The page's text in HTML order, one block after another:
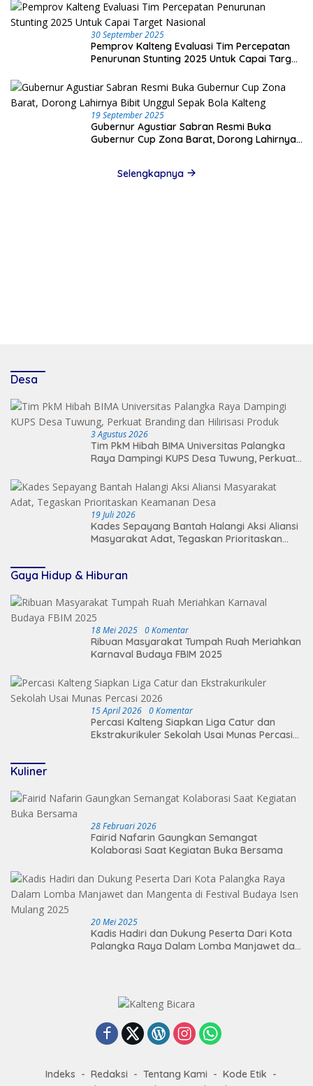
30 September 2025
Pemprov Kalteng Evaluasi Tim Percepatan
Penurunan Stunting 2025 Untuk Capai Target
19 September 2025
Gubernur Agustiar Sabran Resmi Buka
Gubernur Cup Zona Barat, Dorong Lahirnya
Selengkapnya
Desa
3 Agustus 2026
Tim PkM Hibah BIMA Universitas Palangka
Raya Dampingi KUPS Desa Tuwung, Perkuat
19 Juli 2026
Kades Sepayang Bantah Halangi Aksi Aliansi
Masyarakat Adat, Tegaskan Prioritaskan
Gaya Hidup & Hiburan
18 Mei 2025 0 Komentar
Ribuan Masyarakat Tumpah Ruah Meriahkan
Karnaval Budaya FBIM 2025
15 April 2026 0 Komentar
Percasi Kalteng Siapkan Liga Catur dan
Ekstrakurikuler Sekolah Usai Munas Percasi
Kuliner
28 Februari 2026
Fairid Nafarin Gaungkan Semangat
Kolaborasi Saat Kegiatan Buka Bersama
20 Mei 2025
Kadis Hadiri dan Dukung Peserta Dari Kota
Palangka Raya Dalam Lomba Manjawet dan
Indeks Redaksi Tentang Kami
Kode Etik